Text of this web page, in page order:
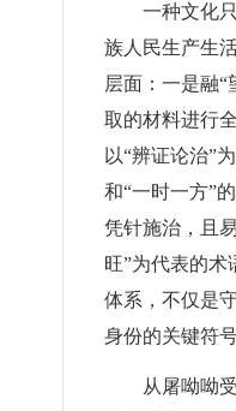
一种文化
族人民生产生
层面：一是融
取的材料进行
以“辨证论治”
和“一时一方”
凭针施治，且
旺”为代表的术
体系，不仅是
身份的关键符号
从屠呦呦